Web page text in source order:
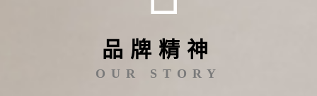
品牌精神
OUR STORY